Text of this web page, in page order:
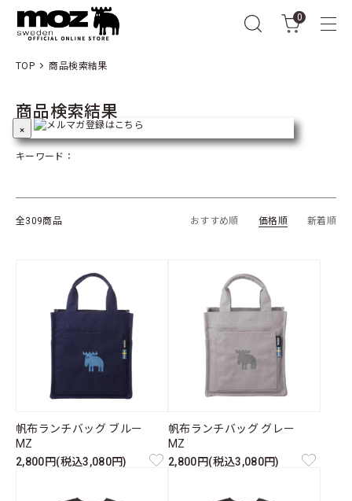
0
TOP 商品検索結果
商品検索結果
キーワード：
全309商品 おすすめ順 価格順 新着順
帆布ランチバッグ ブルー
MZ
2,800円(税込3,080円)
帆布ランチバッグ グレー
MZ
2,800円(税込3,080円)
×